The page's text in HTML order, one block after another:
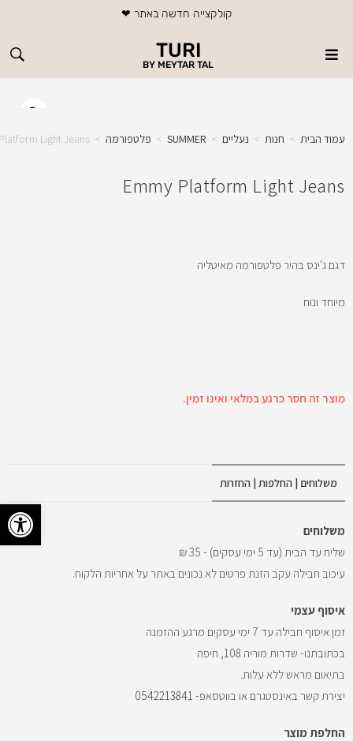
משלוח חינם בכל רכישה מעל 199 ₪
קולקצייה חדשה באתר ❤
עמוד חדש - שיזוף בהתזה במכונה אוטומטית !
משלוח חינם בכל רכישה מעל 199 ₪
קולקצייה חדשה באתר ❤
עמוד חדש - שיזוף בהתזה במכונה אוטומטית !
משלוח חינם בכל רכישה מעל 199 ₪
קולקצייה חדשה באתר ❤
עמוד חדש - שיזוף בהתזה במכונה אוטומטית !
TURI
BY MEYTAR TAL
עמוד הבית > חנות > נעליים >
SUMMER
> פלטפורמה >
Light Jeans
Emmy Platform Light Jeans
דגם ג'ינס בהיר פלטפורמה מאיטליה
מיוחד ונוח
מוצר זה חסר כרגע במלאי ואינו זמין.
משלוחים | החלפות | החזרות
משלוחים
שליח עד הבית (עד 5 ימי עסקים) - 35 ₪
עיכוב חבילה עקב הזנת פרטים לא נכונים באתר על אחריות הלקוח.
איסוף עצמי
זמן איסוף חבילה עד 7 ימי עסקים מרגע ההזמנה
בכתובתנו- שדרות מוריה 108, חיפה
בתיאום מראש ללא עלות.
יצירת קשר באינסטגרם או בווטסאפ- 0542213841
החלפת מוצר